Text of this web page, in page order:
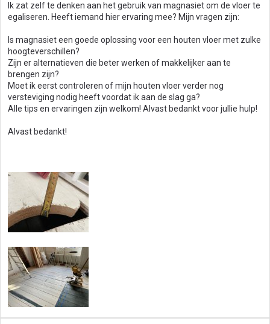
Ik zat zelf te denken aan het gebruik van magnasiet om de vloer te
egaliseren. Heeft iemand hier ervaring mee? Mijn vragen zijn:
Is magnasiet een goede oplossing voor een houten vloer met zulke
hoogteverschillen?
Zijn er alternatieven die beter werken of makkelijker aan te
brengen zijn?
Moet ik eerst controleren of mijn houten vloer verder nog
versteviging nodig heeft voordat ik aan de slag ga?
Alle tips en ervaringen zijn welkom! Alvast bedankt voor jullie hulp!
Alvast bedankt!